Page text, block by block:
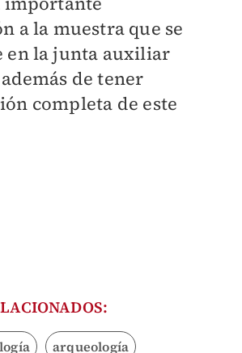
a la muestra que se
en la junta auxiliar
de tener
completa de este
arqueología